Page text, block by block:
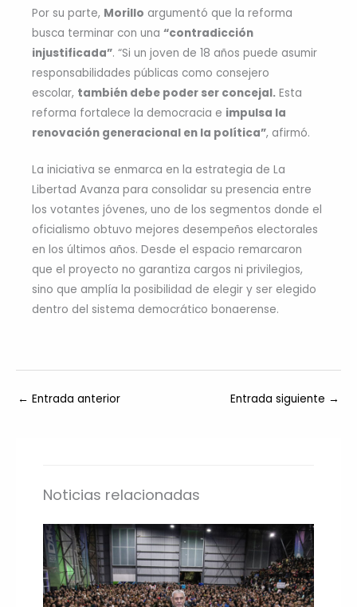
Por su parte, Morillo argumentó que la reforma
busca terminar con una “contradicción
injustificada”. “Si un joven de 18 años puede asumir
responsabilidades públicas como consejero
escolar, también debe poder ser concejal. Esta
reforma fortalece la democracia e impulsa la
renovación generacional en la política”, afirmó.
La iniciativa se enmarca en la estrategia de La
Libertad Avanza para consolidar su presencia entre
los votantes jóvenes, uno de los segmentos donde el
oficialismo obtuvo mejores desempeños electorales
en los últimos años. Desde el espacio remarcaron
que el proyecto no garantiza cargos ni privilegios,
sino que amplía la posibilidad de elegir y ser elegido
dentro del sistema democrático bonaerense.
← Entrada anterior Entrada siguiente →
Noticias relacionadas